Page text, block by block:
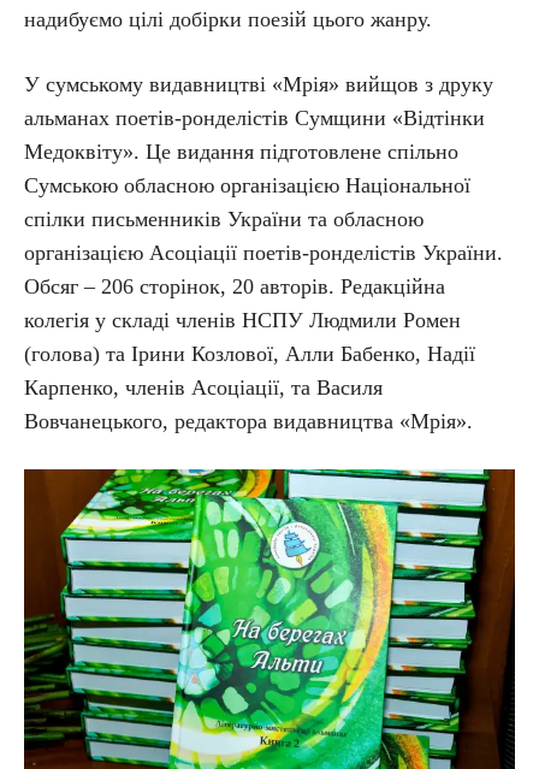
надибуємо цілі добірки поезій цього жанру.
У сумському видавництві «Мрія» вийщов з друку
альманах поетів-ронделістів Сумщини «Відтінки
Медоквіту». Це видання підготовлене спільно
Сумською обласною організацією Національної
спілки письменників України та обласною
організацією Асоціації поетів-ронделістів України.
Обсяг – 206 сторінок, 20 авторів. Редакційна
колегія у складі членів НСПУ Людмили Ромен
(голова) та Ірини Козлової, Алли Бабенко, Надії
Карпенко, членів Асоціації, та Василя
Вовчанецького, редактора видавництва «Мрія».